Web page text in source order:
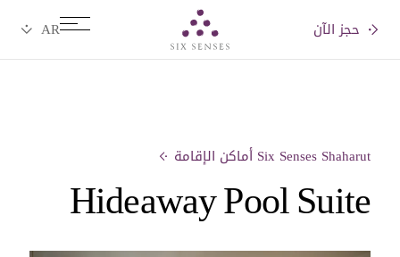
حجز الآن
Six Senses Shaharut أماكن الإقامة
Hideaway Pool Suite